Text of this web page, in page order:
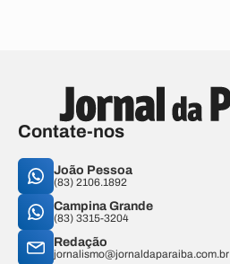
Contate-nos
João Pessoa
(83) 2106.1892
Campina Grande
(83) 3315-3204
Redação
jornalismo@jornaldaparaiba.com.br